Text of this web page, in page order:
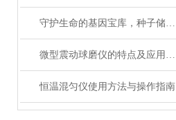
守护生命的基因宝库，种子储藏柜使用事项详解
微型震动球磨仪的特点及应用领域说明
恒温混匀仪使用方法与操作指南